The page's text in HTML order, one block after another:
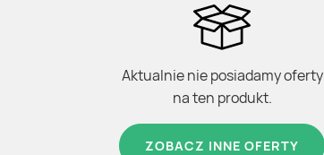
Aktualnie nie posiadamy oferty
na ten produkt.
ZOBACZ INNE OFERTY